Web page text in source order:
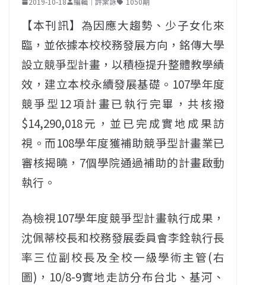
【本刊訊】為因應大趨勢、少子女化來
臨，並依據本校校務發展方向，銘傳大學
設立競爭型計畫，以積極提升整體教學績
效，建立本校永續發展基礎。107學年度
競爭型12項計畫已執行完畢，共核撥
$14,290,018元，並已完成實地成果訪
視。而108學年度獲補助競爭型計畫業已
審核揭曉，7個學院通過補助的計畫啟動
執行。
為檢視107學年度競爭型計畫執行成果，
沈佩蒂校長和校務發展委員會李銓執行長
率三位副校長及全校一級學術主管(右
圖)，10/8-9實地走訪分布台北、基河、